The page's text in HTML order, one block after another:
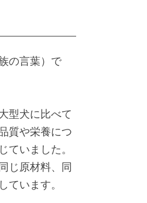
の言葉）で
型犬に比べて
質や栄養につ
いました。
じ原材料、同
います。